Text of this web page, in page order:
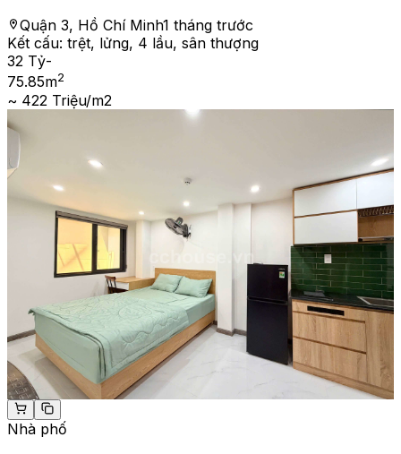
Quận 3, Hồ Chí Minh1 tháng trước
Kết cấu: trệt, lửng, 4 lầu, sân thượng
32 Tỷ-
75.85m2
~ 422 Triệu/m2
Nhà phố